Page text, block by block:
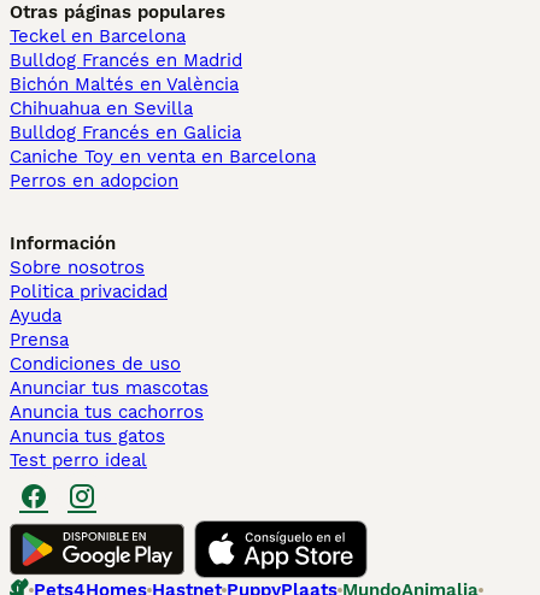
Otras páginas populares
Teckel en Barcelona
Bulldog Francés en Madrid
Bichón Maltés en València
Chihuahua en Sevilla
Bulldog Francés en Galicia
Caniche Toy en venta en Barcelona
Perros en adopcion
Información
Sobre nosotros
Politica privacidad
Ayuda
Prensa
Condiciones de uso
Anunciar tus mascotas
Anuncia tus cachorros
Anuncia tus gatos
Test perro ideal